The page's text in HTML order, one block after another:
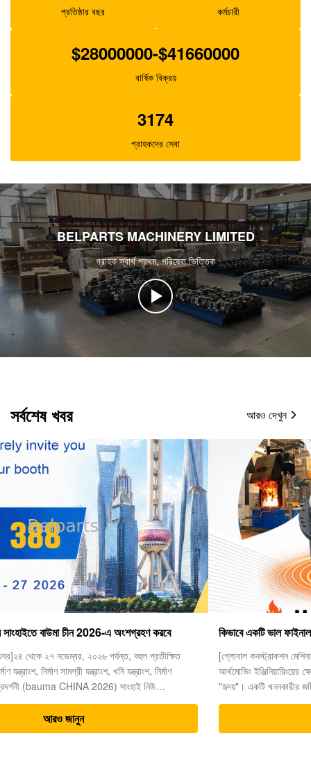
প্রতিষ্ঠার বছর কর্মচারী
$28000000-$41660000
বার্ষিক বিক্রয়
3174
গ্রাহকদের সেবা
BELPARTS MACHINERY LIMITED
গ্রাহক স্বার্থ প্রথম, পরিষেবা ভিত্তিক
সর্বশেষ খবর আরও দেখুন
কিভাবে একটি ভাল ফাইনাল ড্রাইভ চয়ন করবেন
[গ্লোবাল কনস্ট্রাকশন মেশিনারি ইন্ডাস্ট্রি অবজারভেশন] ভারী যন্ত্রপাতি এবং
আর্থমোভিং ইঞ্জিনিয়ারিংয়ের ক্ষেত্রে, সময়ই অর্থ, এবং খননকারীরা সমগ্র প্রকল্পের
"হৃদয়"। একটি খননকারীর জটিল পাওয়ার সিস্টেমের মধ্যে, চূড়ান্ত ড্রাইভ (ট্রাভেল
মোটর এবং রিডিউসার অ্যাসেম্বলি) উচ্চ-চাপের জলবাহী শক্তিকে যান্ত্রিক চা...